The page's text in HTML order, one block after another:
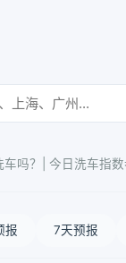
车吗？| 今日洗车指
报 7天预报